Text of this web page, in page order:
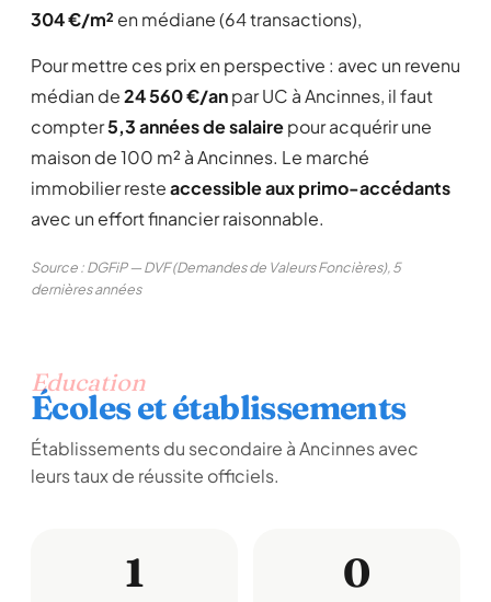
304 €/m² en médiane (64 transactions),
Pour mettre ces prix en perspective : avec un revenu
médian de24 560 €/anpar UC à Ancinnes, il faut
compter5,3 années de salairepour acquérir une
maison de 100 m² à Ancinnes. Le marché
immobilier resteaccessible aux primo-accédants
avec un effort financier raisonnable.
Source : DGFiP — DVF (Demandes de Valeurs Foncières), 5
dernières années
Education
Écoles et établissements
Établissements du secondaire à Ancinnes avec
leurs taux de réussite officiels.
1 0